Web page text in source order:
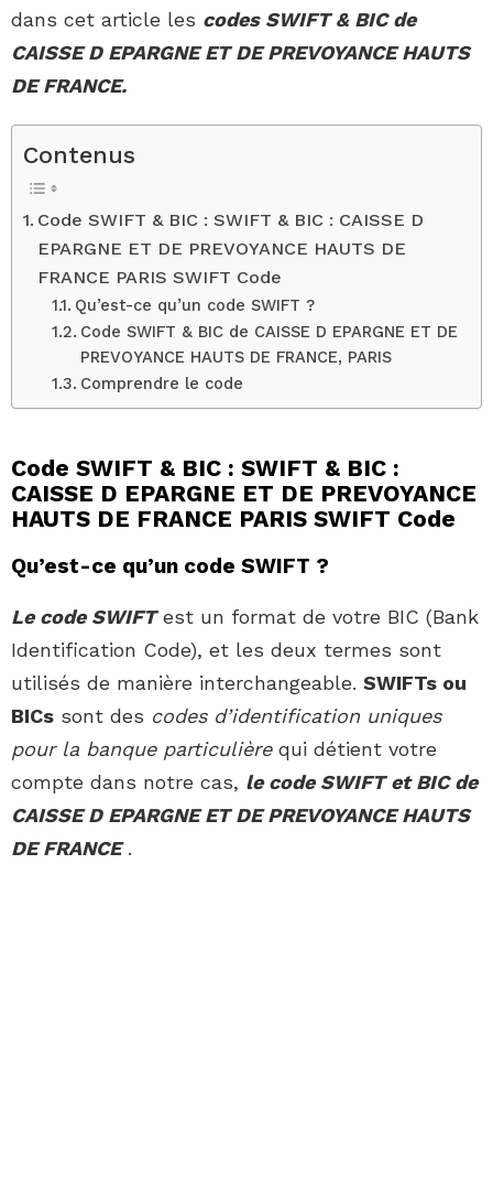
dans cet article les codes SWIFT & BIC de
CAISSE D EPARGNE ET DE PREVOYANCE HAUTS
DE FRANCE.
Contenus
Code SWIFT & BIC : SWIFT & BIC : CAISSE D
EPARGNE ET DE PREVOYANCE HAUTS DE
FRANCE PARIS SWIFT Code
Qu’est-ce qu’un code SWIFT ?
Code SWIFT & BIC de CAISSE D EPARGNE ET DE
PREVOYANCE HAUTS DE FRANCE, PARIS
Comprendre le code
Code SWIFT & BIC : SWIFT & BIC :
CAISSE D EPARGNE ET DE PREVOYANCE
HAUTS DE FRANCE PARIS SWIFT Code
Qu’est-ce qu’un code SWIFT ?
Le code SWIFTest un format de votre BIC (Bank
Identification Code), et les deux termes sont
utilisés de manière interchangeable. SWIFTs ou
BICs sont des codes d’identification uniques
pour la banque particulière qui détient votre
compte dans notre cas, le code SWIFT et BIC de
CAISSE D EPARGNE ET DE PREVOYANCE HAUTS
DE FRANCE.